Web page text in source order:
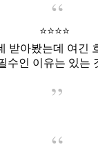
⭐️⭐️⭐️⭐️
받아봤는데 여긴
수인 이유는 있는